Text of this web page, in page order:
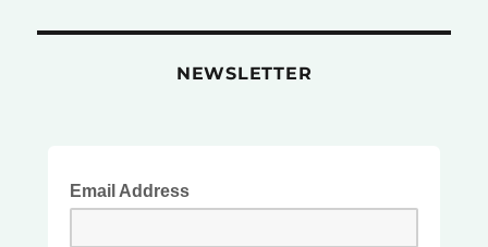
NEWSLETTER
Email Address